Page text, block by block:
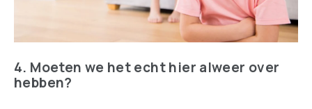
4. Moeten we het echt hier alweer over
hebben?